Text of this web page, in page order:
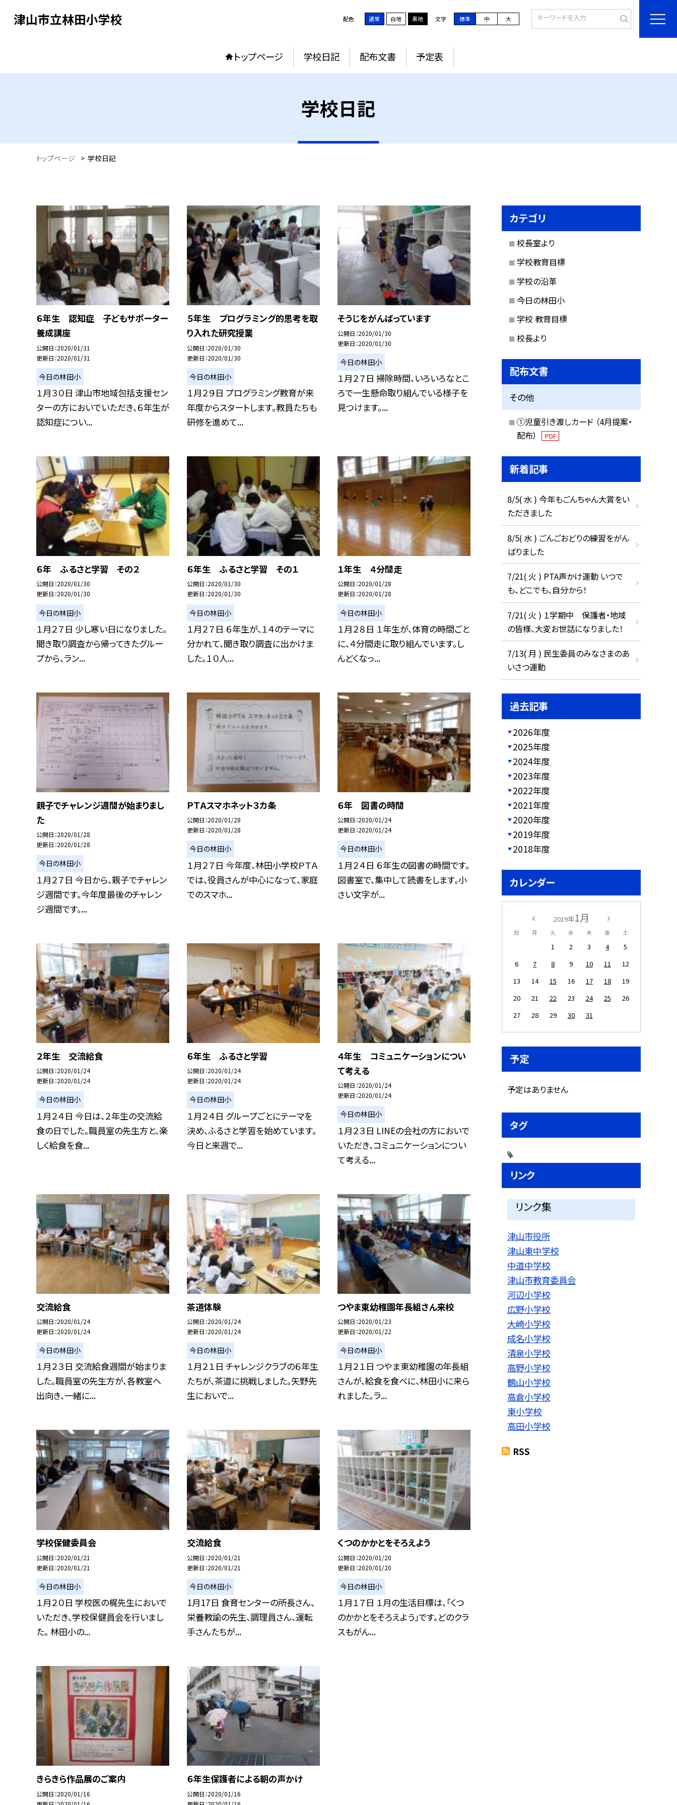
津山市立林田小学校 配色 通常 白地 黒地 文字 標準 中 大
トップページ 学校日記 配布文書 予定表
学校日記
トップページ > 学校日記
６年生 認知症 子どもサポーター
養成講座
公開日 2020/01/31
更新日 2020/01/31
今日の林田小
１月３０日 津山市地域包括支援セン
ターの方においでいただき、６年生が
認知症につい...
５年生 プログラミング的思考を取
り入れた研究授業
公開日 2020/01/30
更新日 2020/01/30
今日の林田小
１月２９日 プログラミング教育が来
年度からスタートします。教員たちも
研修を進めて...
そうじをがんばっています
公開日 2020/01/30
更新日 2020/01/30
今日の林田小
１月２７日 掃除時間、いろいろなとこ
ろで一生懸命取り組んでいる様子を
見つけます。...
６年 ふるさと学習 その２
公開日 2020/01/30
更新日 2020/01/30
今日の林田小
１月２７日 少し寒い日になりました。
聞き取り調査から帰ってきたグルー
プから、ラン...
６年生 ふるさと学習 その１
公開日 2020/01/30
更新日 2020/01/30
今日の林田小
１月２７日 ６年生が、１４のテーマに
分かれて、聞き取り調査に出かけま
した。１０人...
１年生 ４分間走
公開日 2020/01/28
更新日 2020/01/28
今日の林田小
１月２８日 １年生が、体育の時間ごと
に、４分間走に取り組んでいます。し
んどくなっ...
親子でチャレンジ週間が始まりまし
た
公開日 2020/01/28
更新日 2020/01/28
今日の林田小
１月２７日 今日から、親子でチャレン
ジ週間です。今年度最後のチャレン
ジ週間です。...
ＰＴＡスマホネット３カ条
公開日 2020/01/28
更新日 2020/01/28
今日の林田小
１月２７日 今年度、林田小学校ＰＴＡ
では、役員さんが中心になって、家庭
でのスマホ...
６年 図書の時間
公開日 2020/01/24
更新日 2020/01/24
今日の林田小
１月２４日 ６年生の図書の時間です。
図書室で、集中して読書をします。小
さい文字が...
２年生 交流給食
公開日 2020/01/24
更新日 2020/01/24
今日の林田小
１月２４日 今日は、２年生の交流給
食の日でした。職員室の先生方と、楽
しく給食を食...
６年生 ふるさと学習
公開日 2020/01/24
更新日 2020/01/24
今日の林田小
１月２４日 グループごとにテーマを
決め、ふるさと学習を始めています。
今日と来週で...
４年生 コミュニケーションについ
て考える
公開日 2020/01/24
更新日 2020/01/24
今日の林田小
１月２３日 LINEの会社の方においで
いただき、コミュニケーションについ
て考える...
交流給食
公開日 2020/01/24
更新日 2020/01/24
今日の林田小
１月２３日 交流給食週間が始まりま
した。職員室の先生方が、各教室へ
出向き、一緒に...
茶道体験
公開日 2020/01/24
更新日 2020/01/24
今日の林田小
１月２１日 チャレンジクラブの６年生
たちが、茶道に挑戦しました。矢野先
生においで...
つやま東幼稚園年長組さん来校
公開日 2020/01/23
更新日 2020/01/22
今日の林田小
１月２１日 つやま東幼稚園の年長組
さんが、給食を食べに、林田小に来ら
れました。ラ...
学校保健委員会
公開日 2020/01/21
更新日 2020/01/21
今日の林田小
１月２０日 学校医の梶先生においで
いただき、学校保健員会を行いまし
た。 林田小の...
交流給食
公開日 2020/01/21
更新日 2020/01/21
今日の林田小
1月17日 食育センターの所長さん、
栄養教諭の先生、調理員さん、運転
手さんたちが...
くつのかかとをそろえよう
公開日 2020/01/20
更新日 2020/01/20
今日の林田小
１月１７日 １月の生活目標は、「くつ
のかかとをそろえよう」です。どのクラ
スもがん...
きらきら作品展のご案内
公開日 2020/01/16
６年生保護者による朝の声かけ
公開日 2020/01/16
カテゴリ
校長室より
学校教育目標
学校の沿革
今日の林田小
学校 教育目標
校長より
配布文書
その他
①児童引き渡しカード （4月提案・
配布）
PDF
新着記事
8/5( 水 ) 今年もごんちゃん大賞をい
ただきました
8/5( 水 ) ごんごおどりの練習をがん
ばりました
7/21( 火 ) PTA声かけ運動 いつで
も、どこでも、自分から！
7/21( 火 ) １学期中 保護者・地域
の皆様、大変お世話になりました！
7/13( 月 ) 民生委員のみなさまのあ
いさつ運動
過去記事
2026年度
2025年度
2024年度
2023年度
2022年度
2021年度
2020年度
2019年度
2018年度
カレンダー
2019年1月
日 月 火 水 木 金 土
1 2 3 4
5
6
7 8 9 10 11
12
13
14 15 16 17 18
19
20
21 22 23 24 25
26
27
28 29 30 31
予定
予定はありません
タグ
リンク
リンク集
津山市役所
津山東中学校
中道中学校
津山市教育委員会
河辺小学校
広野小学校
大崎小学校
成名小学校
清泉小学校
高野小学校
鶴山小学校
高倉小学校
東小学校
高田小学校
RSS